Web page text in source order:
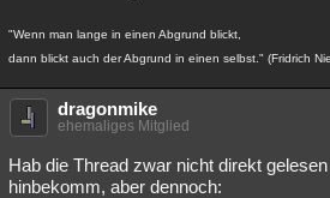
"Wenn man lange in einen Abgrund blickt,
dann blickt auch der Abgrund in einen selbst." (Fridrich
dragonmike
ehemaliges Mitglied
Hab die Thread zwar nicht direkt
hinbekomm, aber dennoch: